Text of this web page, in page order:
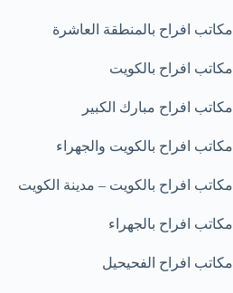
مكاتب افراح بالمنطقة العاشرة
مكاتب افراح بالكويت
مكاتب افراح مبارك الكبير
مكاتب افراح بالكويت والجهراء
مكاتب افراح بالكويت – مدينة الكويت
مكاتب افراح بالجهراء
مكاتب افراح الفحيحيل